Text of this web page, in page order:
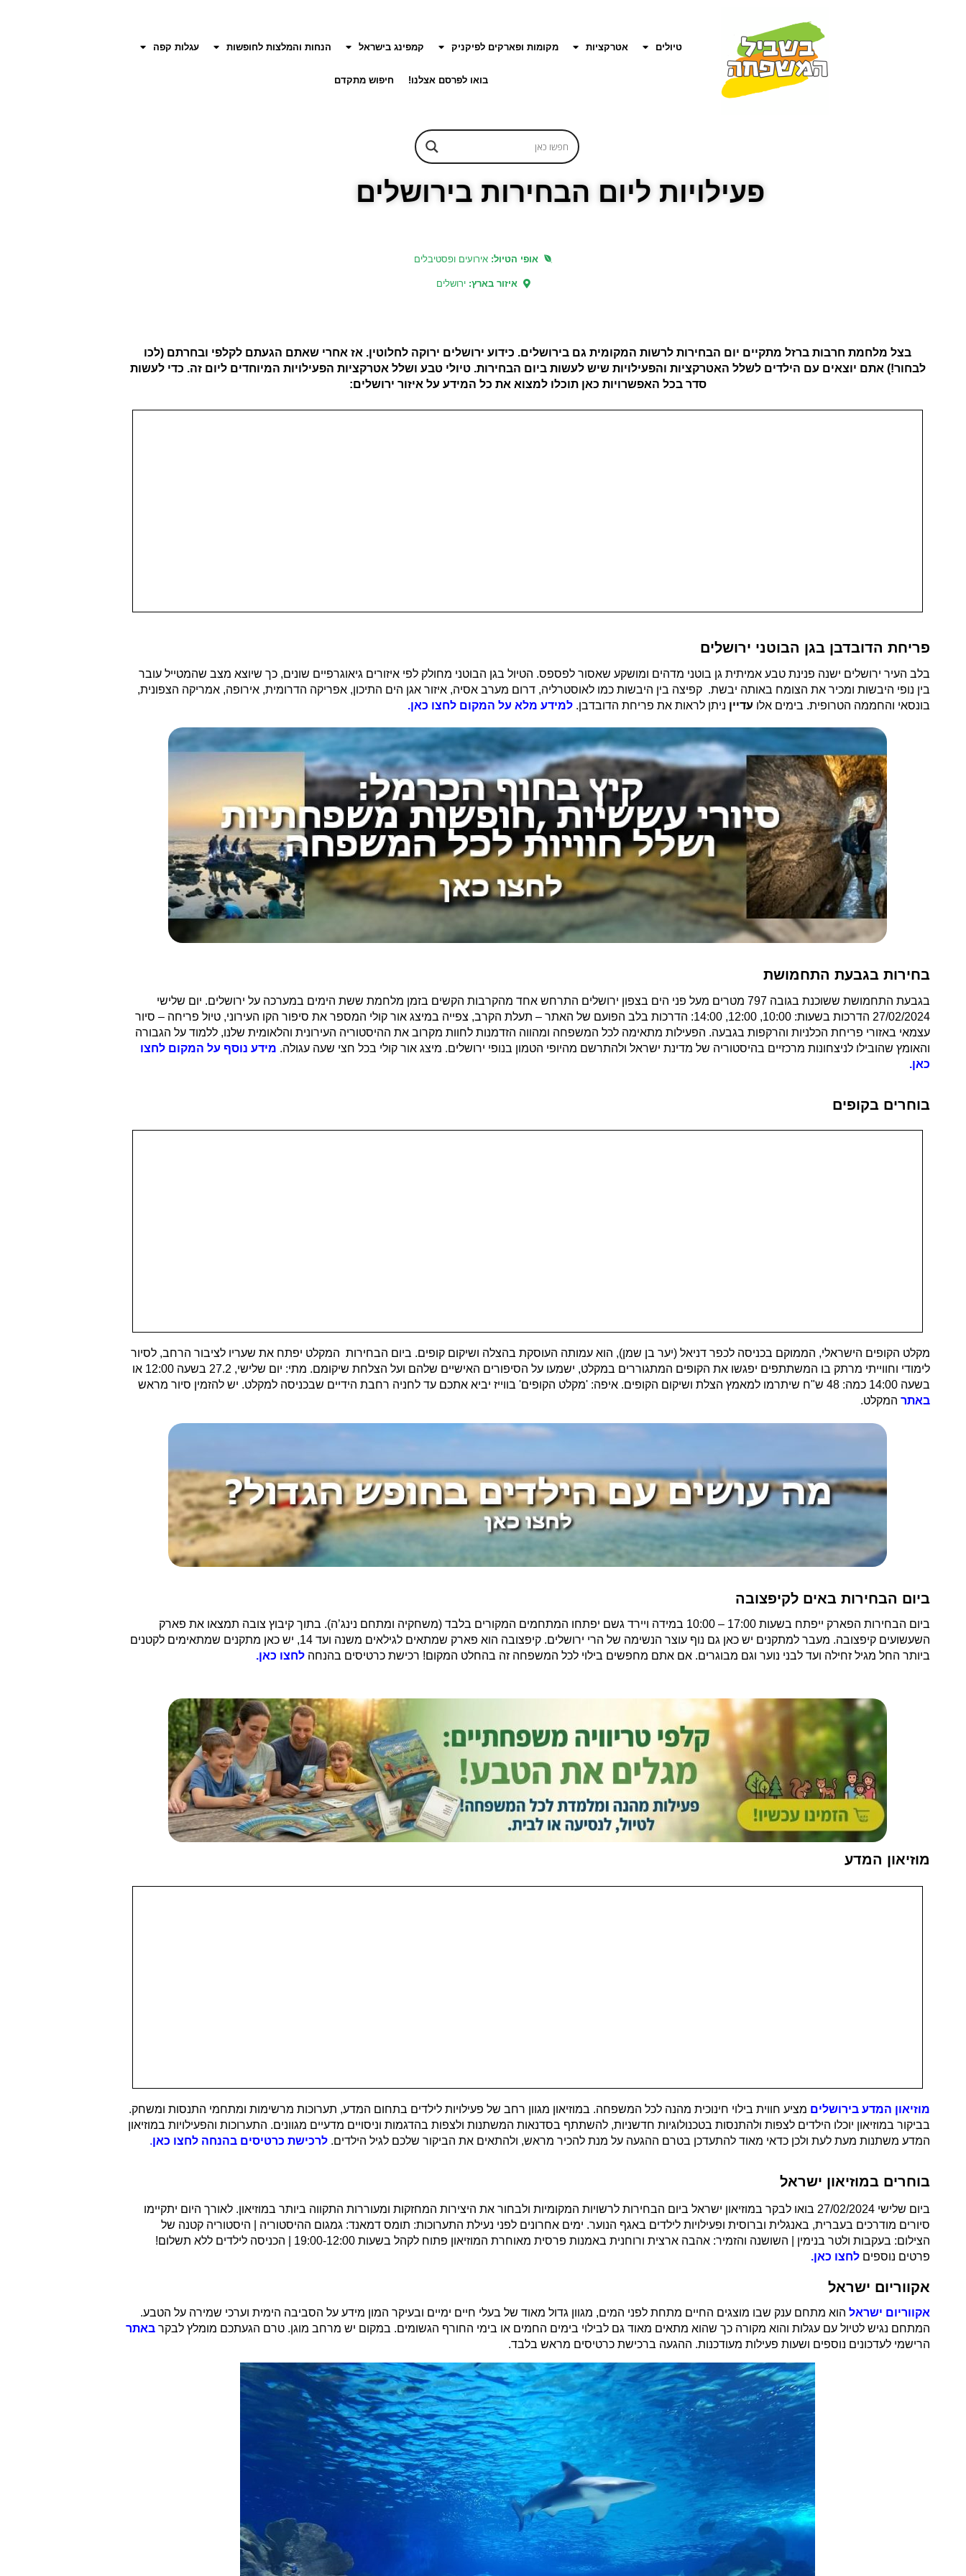
טיולים אטרקציות מקומות ופארקים לפיקניק קמפינג בישראל הנחות והמלצות לחופשות עגלות קפה
בואו לפרסם אצלנו! חיפוש מתקדם
פעילויות ליום הבחירות בירושלים
אופי הטיול: אירועים ופסטיבלים
איזור בארץ:ירושלים
בצל מלחמת חרבות ברזל מתקיים יום הבחירות לרשות המקומית גם בירושלים. כידוע ירושלים ירוקה לחלוטין. אז אחרי שאתם הגעתם לקלפי ובחרתם (לכו
לבחור!) אתם יוצאים עם הילדים לשלל האטרקציות והפעילויות שיש לעשות ביום הבחירות. טיולי טבע ושלל אטרקציות הפעילויות המיוחדים ליום זה. כדי לעשות
סדר בכל האפשרויות כאן תוכלו למצוא את כל המידע על איזור ירושלים:
פריחת הדובדבן בגן הבוטני ירושלים
בלב העיר ירושלים ישנה פנינת טבע אמיתית גן בוטני מדהים ומושקע שאסור לפספס. הטיול בגן הבוטני מחולק לפי איזורים גיאוגרפיים שונים, כך שיוצא מצב שהמטייל עובר
בין נופי היבשות ומכיר את הצומח באותה יבשת. קפיצה בין היבשות כמו לאוסטרליה, דרום מערב אסיה, איזור אגן הים התיכון, אפריקה הדרומית, אירופה, אמריקה הצפונית,
בונסאי והחממה הטרופית. בימים אלו עדיין ניתן לראות את פריחת הדובדבן. למידע מלא על המקום לחצו כאן.
בחירות בגבעת התחמושת
בגבעת התחמושת ששוכנת בגובה 797 מטרים מעל פני הים בצפון ירושלים התרחש אחד מהקרבות הקשים בזמן מלחמת ששת הימים במערכה על ירושלים. יום שלישי
27/02/2024 הדרכות בשעות: 10:00, 12:00, 14:00: הדרכות בלב הפועם של האתר – תעלת הקרב, צפייה במיצג אור קולי המספר את סיפור הקו העירוני, טיול פריחה – סיור
עצמאי באזורי פריחת הכלניות והרקפות בגבעה. הפעילות מתאימה לכל המשפחה ומהווה הזדמנות לחוות מקרוב את ההיסטוריה העירונית והלאומית שלנו, ללמוד על הגבורה
והאומץ שהובילו לניצחונות מרכזיים בהיסטוריה של מדינת ישראל ולהתרשם מהיופי הטמון בנופי ירושלים. מיצג אור קולי בכל חצי שעה עגולה. מידע נוסף על המקום לחצו
כאן.
בוחרים בקופים
מקלט הקופים הישראלי, הממוקם בכניסה לכפר דניאל (יער בן שמן), הוא עמותה העוסקת בהצלה ושיקום קופים. ביום הבחירות המקלט יפתח את שעריו לציבור הרחב, לסיור
לימודי וחווייתי מרתק בו המשתתפים יפגשו את הקופים המתגוררים במקלט, ישמעו על הסיפורים האישיים שלהם ועל הצלחת שיקומם. מתי: יום שלישי, 27.2 בשעה 12:00 או
בשעה 14:00 כמה: 48 ש"ח שיתרמו למאמץ הצלת ושיקום הקופים. איפה: 'מקלט הקופים' בווייז יביא אתכם עד לחניה רחבת הידיים שבכניסה למקלט. יש להזמין סיור מראש
באתר המקלט.
ביום הבחירות באים לקיפצובה
ביום הבחירות הפארק ייפתח בשעות 17:00 – 10:00 במידה ויירד גשם יפתחו המתחמים המקורים בלבד (משחקיה ומתחם נינג’ה). בתוך קיבוץ צובה תמצאו את פארק
השעשועים קיפצובה. מעבר למתקנים יש כאן גם נוף עוצר הנשימה של הרי ירושלים. קיפצובה הוא פארק שמתאים לגילאים משנה ועד 14, יש כאן מתקנים שמתאימים לקטנים
ביותר החל מגיל זחילה ועד לבני נוער וגם מבוגרים. אם אתם מחפשים בילוי לכל המשפחה זה בהחלט המקום! רכישת כרטיסים בהנחה לחצו כאן.
מוזיאון המדע
מוזיאון המדע בירושלים מציע חווית בילוי חינוכית מהנה לכל המשפחה. במוזיאון מגוון רחב של פעילויות לילדים בתחום המדע, תערוכות מרשימות ומתחמי התנסות ומשחק.
בביקור במוזיאון יוכלו הילדים לצפות ולהתנסות בטכנולוגיות חדשניות, להשתתף בסדנאות המשתנות ולצפות בהדגמות וניסויים מדעיים מגוונים. התערוכות והפעילויות במוזיאון
המדע משתנות מעת לעת ולכן כדאי מאוד להתעדכן בטרם ההגעה על מנת להכיר מראש, ולהתאים את הביקור שלכם לגיל הילדים. לרכישת כרטיסים בהנחה לחצו כאן.
בוחרים במוזיאון ישראל
ביום שלישי 27/02/2024 בואו לבקר במוזיאון ישראל ביום הבחירות לרשויות המקומיות ולבחור את היצירות המחזקות ומעוררות התקווה ביותר במוזיאון. לאורך היום יתקיימו
סיורים מודרכים בעברית, באנגלית וברוסית ופעילויות לילדים באגף הנוער. ימים אחרונים לפני נעילת התערוכות: תומס דמאנד: גמגום ההיסטוריה | היסטוריה קטנה של
הצילום: בעקבות ולטר בנימין | השושנה והזמיר: אהבה ארצית ורוחנית באמנות פרסית מאוחרת המוזיאון פתוח לקהל בשעות 19:00-12:00 | הכניסה לילדים ללא תשלום!
פרטים נוספים לחצו כאן.
אקווריום ישראל
אקווריום ישראל הוא מתחם ענק שבו מוצגים החיים מתחת לפני המים, מגוון גדול מאוד של בעלי חיים ימיים ובעיקר המון מידע על הסביבה הימית וערכי שמירה על הטבע.
המתחם נגיש לטיול עם עגלות והוא מקורה כך שהוא מתאים מאוד גם לבילוי בימים החמים או בימי החורף הגשומים. במקום יש מרחב מוגן. טרם הגעתכם מומלץ לבקר באתר
הרישמי לעדכונים נוספים ושעות פעילות מעודכנות. ההגעה ברכישת כרטיסים מראש בלבד.